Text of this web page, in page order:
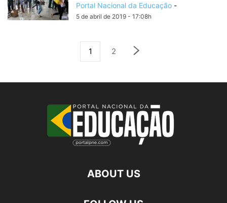
Portal Nacional da Educação -
5 de abril de 2019 - 17:08h
1 2
ABOUT US